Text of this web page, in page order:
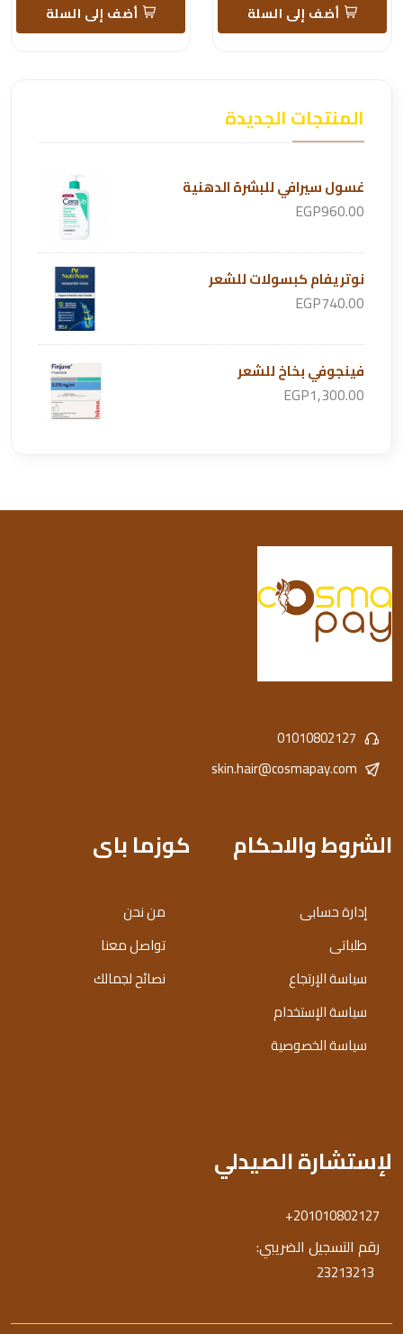
أضف إلى السلة أضف إلى السلة
المنتجات الجديدة
غسول سيرافي للبشرة الدهنية
EGP960.00
نوتريفام كبسولات للشعر
EGP740.00
فينجوفي بخاخ للشعر
EGP1,300.00
01010802127
skin.hair@cosmapay.com
الشروط والاحكام
إدارة حسابى
طلباتى
سياسة الإرتجاع
سياسة الإستخدام
سياسة الخصوصية
كوزما باى
من نحن
تواصل معنا
نصائح لجمالك
لإستشارة الصيدلي
+201010802127
رقم التسجيل الضريبي:
23213213